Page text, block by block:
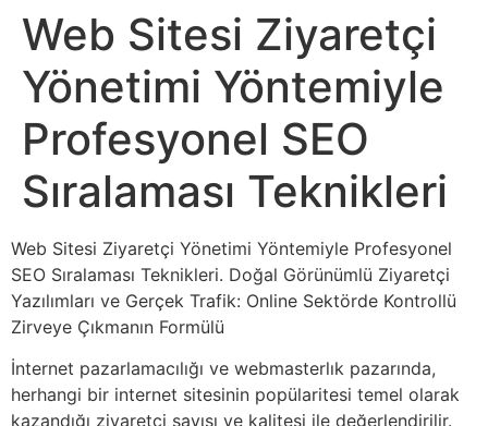
Web Sitesi Ziyaretçi
Yönetimi Yöntemiyle
Profesyonel SEO
Sıralaması Teknikleri
Web Sitesi Ziyaretçi Yönetimi Yöntemiyle Profesyonel
SEO Sıralaması Teknikleri. Doğal Görünümlü Ziyaretçi
Yazılımları ve Gerçek Trafik: Online Sektörde Kontrollü
Zirveye Çıkmanın Formülü
İnternet pazarlamacılığı ve webmasterlık pazarında,
herhangi bir internet sitesinin popülaritesi temel olarak
kazandığı ziyaretçi sayısı ve kalitesi ile değerlendirilir.